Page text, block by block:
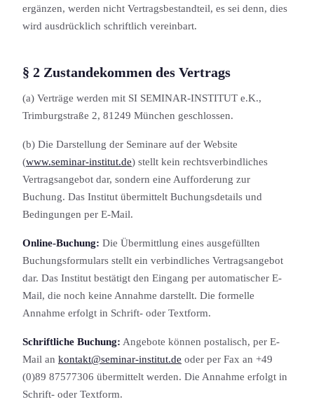
ergänzen, werden nicht Vertragsbestandteil, es sei denn, dies
wird ausdrücklich schriftlich vereinbart.
§ 2 Zustandekommen des Vertrags
(a) Verträge werden mit SI SEMINAR-INSTITUT e.K.,
Trimburgstraße 2, 81249 München geschlossen.
(b) Die Darstellung der Seminare auf der Website
(www.seminar-institut.de) stellt kein rechtsverbindliches
Vertragsangebot dar, sondern eine Aufforderung zur
Buchung. Das Institut übermittelt Buchungs­details und
Bedingungen per E-Mail.
Online-Buchung: Die Übermittlung eines ausgefüllten
Buchungs­formulars stellt ein verbindliches Vertragsangebot
dar. Das Institut bestätigt den Eingang per automatischer E-
Mail, die noch keine Annahme darstellt. Die formelle
Annahme erfolgt in Schrift- oder Textform.
Schriftliche Buchung: Angebote können postalisch, per E-
Mail an kontakt@seminar-institut.de oder per Fax an +49
(0)89 87577306 übermittelt werden. Die Annahme erfolgt in
Schrift- oder Textform.